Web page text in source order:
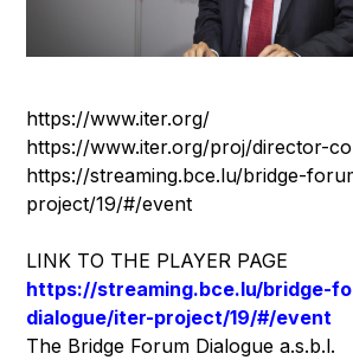
https://www.iter.org/
https://www.iter.org/proj/director-
https://streaming.bce.lu/bridge-
project/19/#/event
LINK TO THE PLAYER PAGE
https://streaming.bce.lu/bridge-
dialogue/iter-project/19/#/event
The Bridge Forum Dialogue a.s.b.l.